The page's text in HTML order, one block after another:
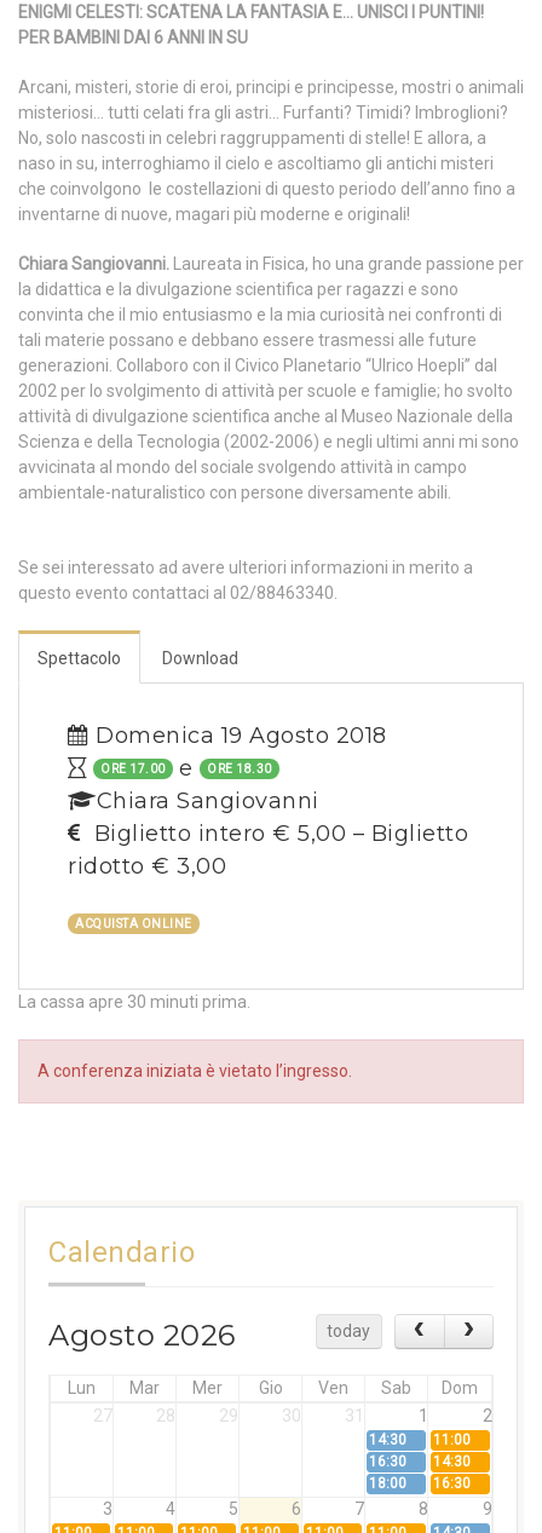
ENIGMI CELESTI: SCATENA LA FANTASIA E… UNISCI I PUNTINI!
PER BAMBINI DAI 6 ANNI IN SU
Arcani, misteri, storie di eroi, principi e principesse, mostri o animali
misteriosi… tutti celati fra gli astri… Furfanti? Timidi? Imbroglioni?
No, solo nascosti in celebri raggruppamenti di stelle! E allora, a
naso in su, interroghiamo il cielo e ascoltiamo gli antichi misteri
che coinvolgono le costellazioni di questo periodo dell’anno fino a
inventarne di nuove, magari più moderne e originali!
Chiara Sangiovanni. Laureata in Fisica, ho una grande passione per
la didattica e la divulgazione scientifica per ragazzi e sono
convinta che il mio entusiasmo e la mia curiosità nei confronti di
tali materie possano e debbano essere trasmessi alle future
generazioni. Collaboro con il Civico Planetario “Ulrico Hoepli” dal
2002 per lo svolgimento di attività per scuole e famiglie; ho svolto
attività di divulgazione scientifica anche al Museo Nazionale della
Scienza e della Tecnologia (2002-2006) e negli ultimi anni mi sono
avvicinata al mondo del sociale svolgendo attività in campo
ambientale-naturalistico con persone diversamente abili.
Se sei interessato ad avere ulteriori informazioni in merito a
questo evento contattaci al 02/88463340.
Spettacolo Download
Domenica 19 Agosto 2018
ORE 17.00 e ORE 18.30
Chiara Sangiovanni
Biglietto intero € 5,00 – Biglietto
ridotto € 3,00
ACQUISTA ONLINE
La cassa apre 30 minuti prima.
A conferenza iniziata è vietato l’ingresso.
Calendario
Agosto 2026 today
Lun Mar Mer Gio Ven Sab
Dom
27
28 29 30 31 1 2
14:30
11:00
16:30
14:30
18:00
16:30
3 4 5 6 7 8 9